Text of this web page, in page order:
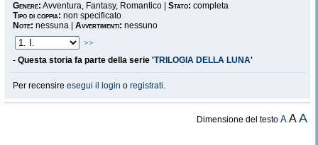
Genere: Avventura, Fantasy, Romantico | Stato: completa
Tipo di coppia: non specificato
Note: nessuna | Avvertimenti: nessuno
>>
- Questa storia fa parte della serie 'TRILOGIA DELLA LUNA'
Per recensire esegui il login o registrati.
Dimensione del testoA AA